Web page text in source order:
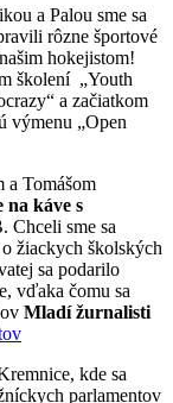
a Palou sme sa
rôzne športové
hokejistom!
školení „Youth
a začiatkom
výmenu „Open
a Tomášom
na káve s
Chceli sme sa
žiackych školských
sa podarilo
vďaka čomu sa
Mladí žurnalisti
kde sa
parlamentov